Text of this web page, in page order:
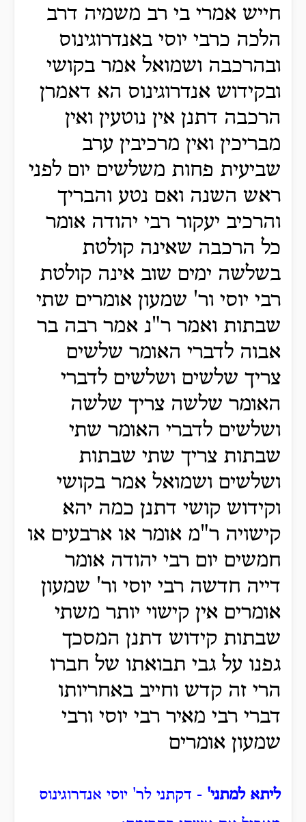
חייש אמרי בי רב משמיה דרב
הלכה כרבי יוסי באנדרוגינוס
ובהרכבה ושמואל אמר בקושי
ובקידוש אנדרוגינוס הא דאמרן
הרכבה דתנן אין נוטעין ואין
מבריכין ואין מרכיבין ערב
שביעית פחות משלשים יום לפני
ראש השנה ואם נטע והבריך
והרכיב יעקור רבי יהודה אומר
כל הרכבה שאינה קולטת
בשלשה ימים שוב אינה קולטת
רבי יוסי ור' שמעון אומרים שתי
שבתות ואמר ר"נ אמר רבה בר
אבוה לדברי האומר שלשים
צריך שלשים ושלשים לדברי
האומר שלשה צריך שלשה
ושלשים לדברי האומר שתי
שבתות צריך שתי שבתות
ושלשים ושמואל אמר בקושי
וקידוש קושי דתנן כמה יהא
קישויה ר"מ אומר או ארבעים או
חמשים יום רבי יהודה אומר
דייה חדשה רבי יוסי ור' שמעון
אומרים אין קישוי יותר משתי
שבתות קידוש דתנן המסכך
גפנו על גבי תבואתו של חברו
הרי זה קדש וחייב באחריותו
דברי רבי מאיר רבי יוסי ורבי
שמעון אומרים
ליתא למתני' - דקתני לר' יוסי אנדרוגינוס